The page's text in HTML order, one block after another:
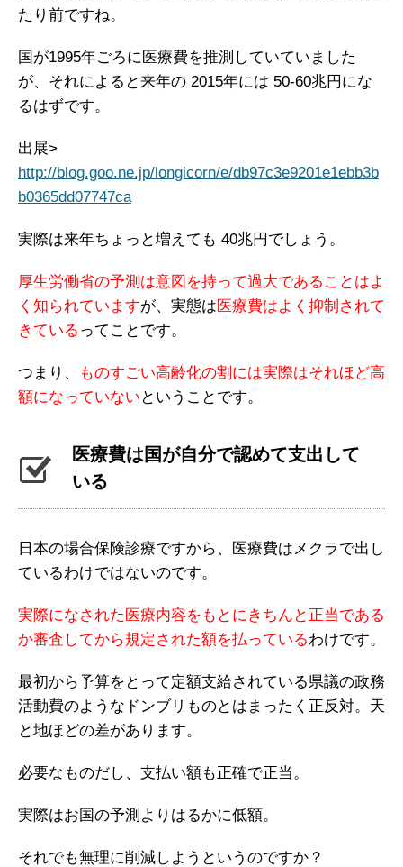
たり前ですね。
国が1995年ごろに医療費を推測していていました
が、それによると来年の 2015年には 50-60兆円にな
るはずです。
出展>
http://blog.goo.ne.jp/longicorn/e/db97c3e9201e1ebb3b
b0365dd07747ca
実際は来年ちょっと増えても 40兆円でしょう。
厚生労働省の予測は意図を持って過大であることはよ
く知られていますが、実態は医療費はよく抑制されて
きている ってことです。
つまり、
ものすごい高齢化の割には実際はそれほど高
額になっていない ということです。
医療費は国が自分で認めて支出して
いる
日本の場合保険診療ですから、医療費はメクラで出し
ているわけではないのです。
実際になされた医療内容をもとにきちんと正当である
か審査してから規定された額を払っているわけです。
最初から予算をとって定額支給されている県議の政務
活動費のようなドンブリものとはまったく正反対。天
と地ほどの差があります。
必要なものだし、支払い額も正確で正当。
実際はお国の予測よりはるかに低額。
それでも無理に削減しようというのですか？